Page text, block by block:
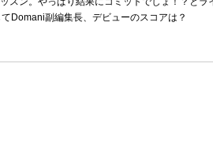
Domani副編集長、デビューのスコアは？